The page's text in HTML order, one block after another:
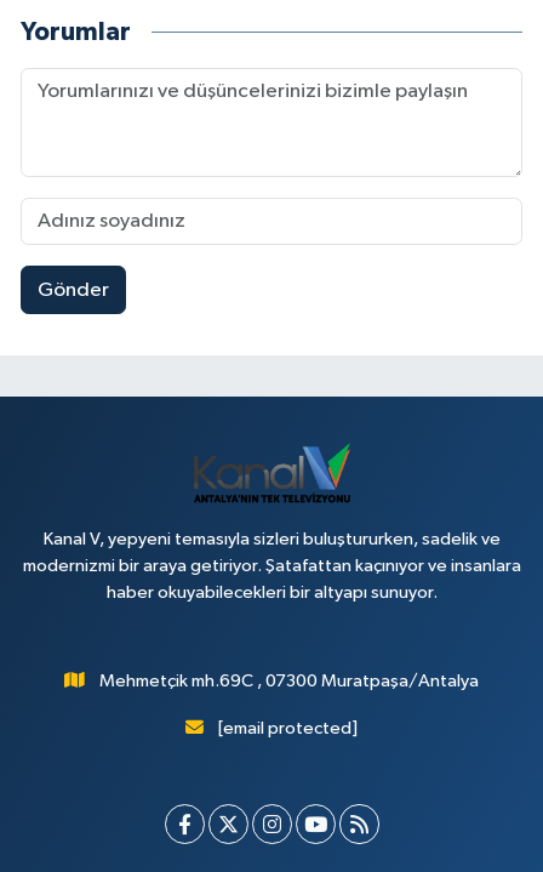
Yorumlar
Gönder
Kanal V, yepyeni temasıyla sizleri buluştururken, sadelik ve
modernizmi bir araya getiriyor. Şatafattan kaçınıyor ve insanlara
haber okuyabilecekleri bir altyapı sunuyor.
Mehmetçik mh.69C , 07300 Muratpaşa/Antalya
[email protected]